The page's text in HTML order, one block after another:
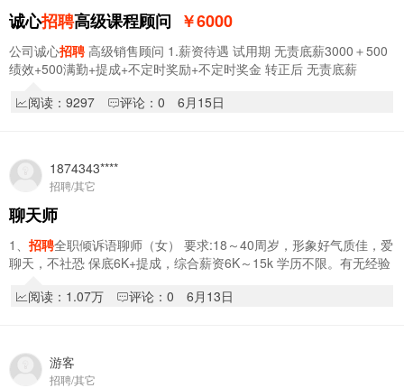
诚心招聘高级课程顾问 ￥6000
公司诚心招聘 高级销售顾问 1.薪资待遇 试用期 无责底薪3000＋500
绩效+500满勤+提成+不定时奖励+不定时奖金 转正后 无责底薪
阅读：9297
评论：0 6月15日
1874343****
招聘/其它
聊天师
1、 招聘全职倾诉语聊师（女） 要求:18～40周岁，形象好气质佳，爱
聊天，不社恐 保底6K+提成，综合薪资6K～15k 学历不限。有无经验
阅读：1.07万
评论：0 6月13日
游客
招聘/其它